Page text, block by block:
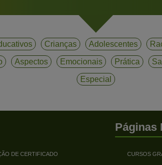
Crianças Adolescentes
Aspectos Emocionais Prática
Especial
Páginas
DE CERTIFICADO CURSOS